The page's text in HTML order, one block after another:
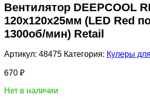
Вентилятор DEEPCOOL
120x120x25мм (LED Red
1300об/мин) Retail
Артикул: 48475 Категория: Кулеры
670 ₽
Нет в наличии